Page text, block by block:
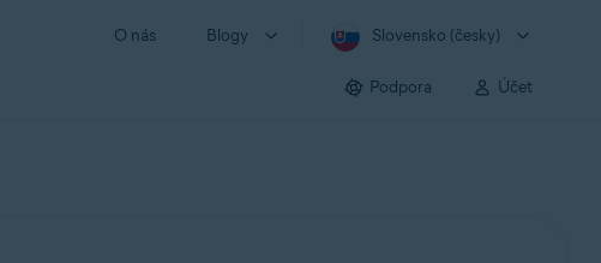
O nás Blogy Slovensko (česky)
Podpora Účet